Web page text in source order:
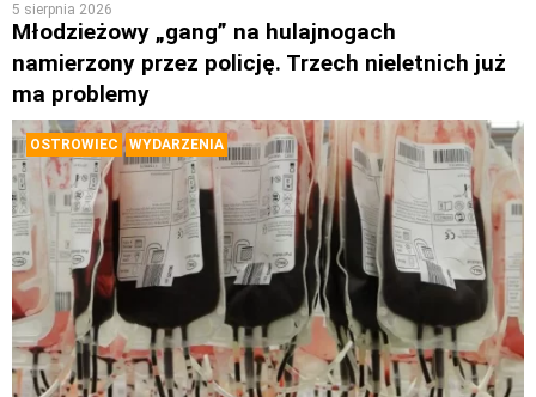
5 sierpnia 2026
Młodzieżowy „gang” na hulajnogach
namierzony przez policję. Trzech nieletnich już
ma problemy
OSTROWIEC WYDARZENIA